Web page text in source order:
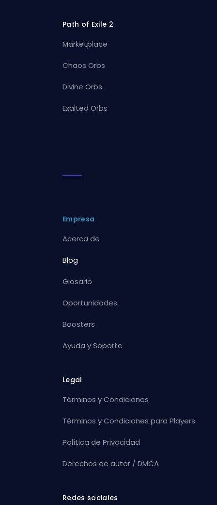
Path of Exile 2
Marketplace
Chaos Orbs
Divine Orbs
Exalted Orbs
Empresa
Acerca de
Blog
Glosario
Oportunidades
Boosters
Ayuda y Soporte
Legal
Términos y Condiciones
Términos y Condiciones para Players
Política de Privacidad
Derechos de autor / DMCA
Redes sociales